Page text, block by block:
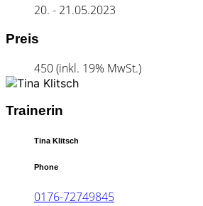
20. - 21.05.2023
Preis
450 (inkl. 19% MwSt.)
Trainerin
Tina Klitsch
Phone
0176-72749845